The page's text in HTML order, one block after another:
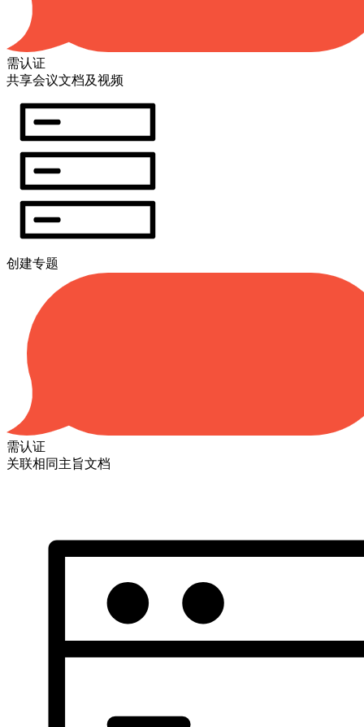
需认证
共享会议文档及视频
创建专题
需认证
关联相同主旨文档